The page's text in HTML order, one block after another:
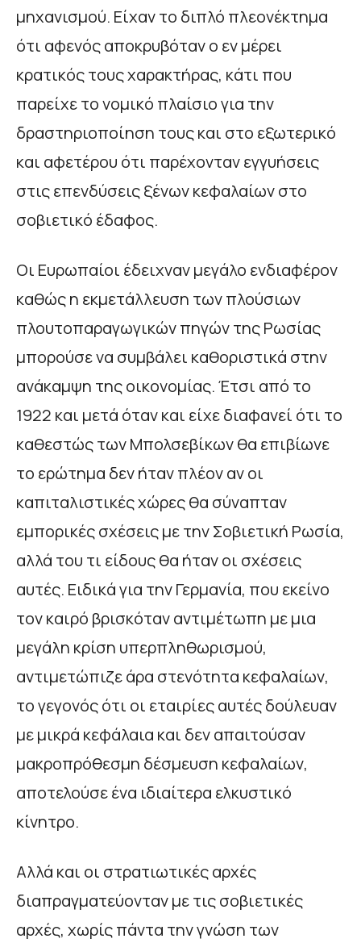
μηχανισμού. Είχαν το διπλό πλεονέκτημα
ότι αφενός αποκρυβόταν ο εν μέρει
κρατικός τους χαρακτήρας, κάτι που
παρείχε το νομικό πλαίσιο για την
δραστηριοποίηση τους και στο εξωτερικό
και αφετέρου ότι παρέχονταν εγγυήσεις
στις επενδύσεις ξένων κεφαλαίων στο
σοβιετικό έδαφος.
Οι Ευρωπαίοι έδειχναν μεγάλο ενδιαφέρον
καθώς η εκμετάλλευση των πλούσιων
πλουτοπαραγωγικών πηγών της Ρωσίας
μπορούσε να συμβάλει καθοριστικά στην
ανάκαμψη της οικονομίας. Έτσι από το
1922 και μετά όταν και είχε διαφανεί ότι το
καθεστώς των Μπολσεβίκων θα επιβίωνε
το ερώτημα δεν ήταν πλέον αν οι
καπιταλιστικές χώρες θα σύναπταν
εμπορικές σχέσεις με την Σοβιετική Ρωσία,
αλλά του τι είδους θα ήταν οι σχέσεις
αυτές. Ειδικά για την Γερμανία, που εκείνο
τον καιρό βρισκόταν αντιμέτωπη με μια
μεγάλη κρίση υπερπληθωρισμού,
αντιμετώπιζε άρα στενότητα κεφαλαίων,
το γεγονός ότι οι εταιρίες αυτές δούλευαν
με μικρά κεφάλαια και δεν απαιτούσαν
μακροπρόθεσμη δέσμευση κεφαλαίων,
αποτελούσε ένα ιδιαίτερα ελκυστικό
κίνητρο.
Αλλά και οι στρατιωτικές αρχές
διαπραγματεύονταν με τις σοβιετικές
αρχές, χωρίς πάντα την γνώση των